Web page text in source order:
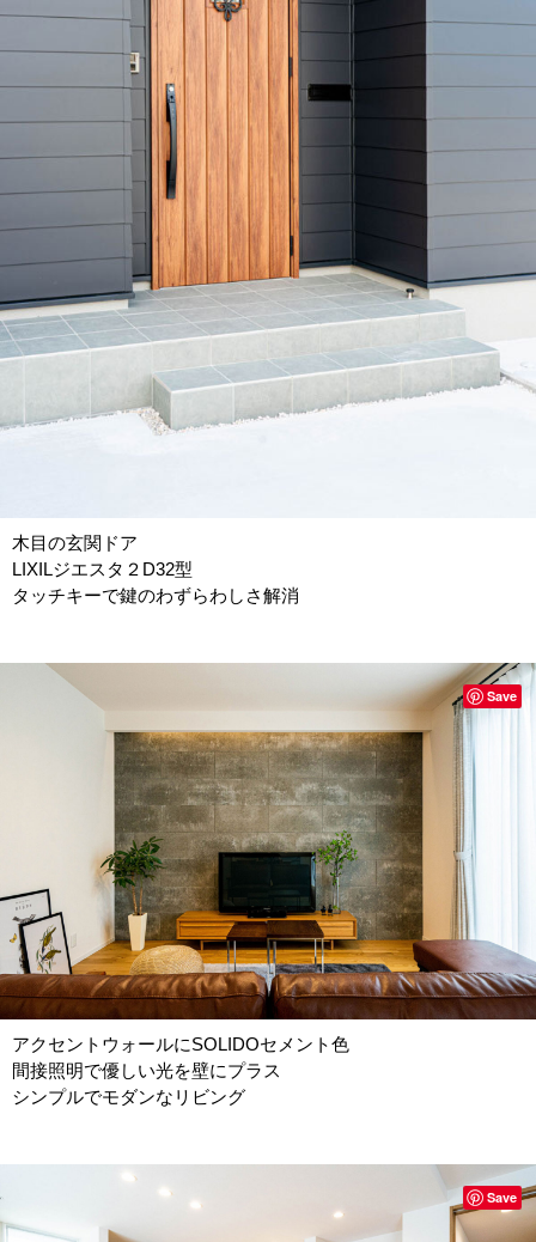
木目の玄関ドア
LIXILジエスタ２D32型
タッチキーで鍵のわずらわしさ解消
アクセントウォールにSOLIDOセメント色
間接照明で優しい光を壁にプラス
シンプルでモダンなリビング
Save
Save